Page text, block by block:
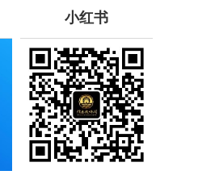
小红书